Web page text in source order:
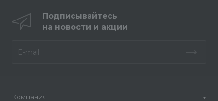
Подписывайтесь
на новости и акции
Компания